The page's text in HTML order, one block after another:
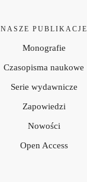
NASZE PUBLIKACJE
Monografie
Czasopisma naukowe
Serie wydawnicze
Zapowiedzi
Nowości
Open Access